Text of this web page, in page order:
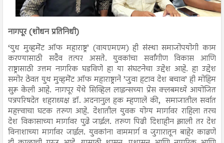
नागपूर (शोधन प्रतिनिधी)
‘युथ मुव्हमेंट ऑफ महाराष्ट्र’ (वायएमएम) ही संस्था समाजोपयोगी काम
करण्यासाठी सदैव तत्पर असते. युवकांचा सर्वांगीण विकास आणि
राष्ट्रासाठी उत्तम नागरिक घडविणे हा या संघटनेचा उद्देश आहे. हा उद्देश
समोर ठेवत युथ मुव्हमेंट ऑफ महाराष्ट्राने ’जुवा हटाव देश बचाव’ ही मोहिम
सुरू केली आहे. नागपूर येथे सिव्हिल लाइन्सच्या प्रेस क्लबमध्ये आयोजित
पत्रपरिषदेत शहराध्यक्ष डॉ. अदनानुल हक म्हणाले की, समाजातील सर्वात
महत्त्वाचा घटक तरुण आहे. देशातील युवक योग्य मार्गावर राहिला तरच
देश विकासाच्या मार्गावर पुढे जाईल. तरुण पिढी दिशाहीन झाली तर देश
विनाशाच्या मार्गावर जाईल. युवकांना वाममार्ग व जुगारातून बाहेर काढणे